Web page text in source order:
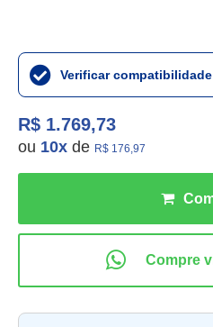
Verificar compatibilidade
R$ 1.769,73
ou 10x de R$ 176,97